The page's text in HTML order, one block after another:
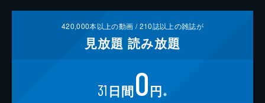
420,000本以上の動画 /210誌以上の雑誌が
見放題 読み放題
31 日間0円 ※